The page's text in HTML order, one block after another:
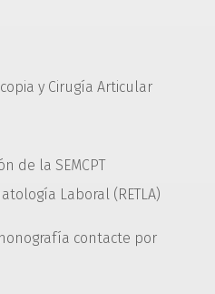
y Cirugía Articular
de la SEMCPT
Laboral (RETLA)
contacte por